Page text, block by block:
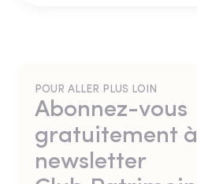
POUR ALLER PLUS LOIN
Abonnez-vous
gratuitement
newsletter